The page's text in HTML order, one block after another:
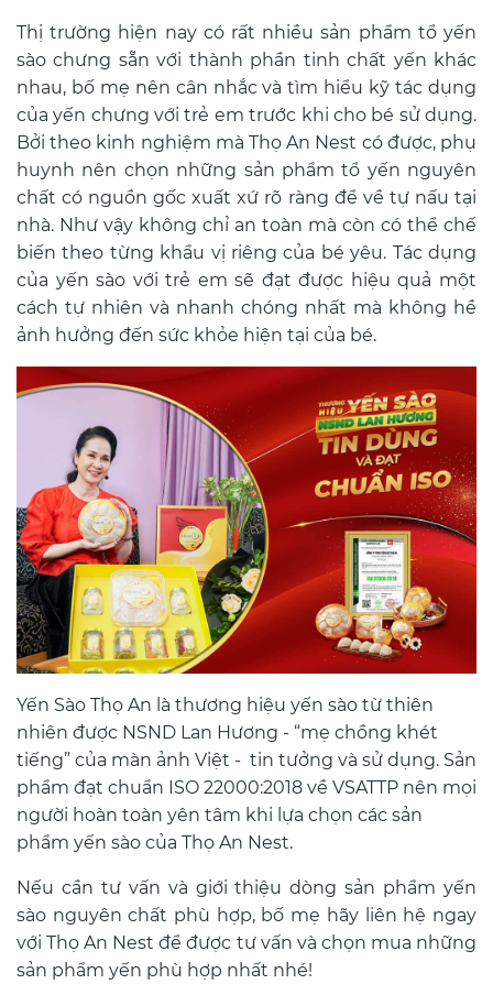
Thị trường hiện nay có rất nhiều sản phẩm tổ yến
sào chưng sẵn với thành phần tinh chất yến khác
nhau, bố mẹ nên cân nhắc và tìm hiểu kỹ tác dụng
của yến chưng với trẻ em trước khi cho bé sử dụng.
Bởi theo kinh nghiệm mà Thọ An Nest có được, phụ
huynh nên chọn những sản phẩm tổ yến nguyên
chất có nguồn gốc xuất xứ rõ ràng để về tự nấu tại
nhà. Như vậy không chỉ an toàn mà còn có thể chế
biến theo từng khẩu vị riêng của bé yêu. Tác dụng
của yến sào với trẻ em sẽ đạt được hiệu quả một
cách tự nhiên và nhanh chóng nhất mà không hề
ảnh hưởng đến sức khỏe hiện tại của bé.
Yến Sào Thọ An là thương hiệu yến sào từ thiên
nhiên được NSND Lan Hương - “mẹ chồng khét
tiếng” của màn ảnh Việt - tin tưởng và sử dụng. Sản
phẩm đạt chuẩn ISO 22000:2018 về VSATTP nên mọi
người hoàn toàn yên tâm khi lựa chọn các sản
phẩm yến sào của Thọ An Nest.
Nếu cần tư vấn và giới thiệu dòng sản phẩm yến
sào nguyên chất phù hợp, bố mẹ hãy liên hệ ngay
với Thọ An Nest để được tư vấn và chọn mua những
sản phẩm yến phù hợp nhất nhé!